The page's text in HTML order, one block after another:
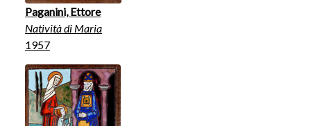
Paganini, Ettore
Natività di Maria
1957